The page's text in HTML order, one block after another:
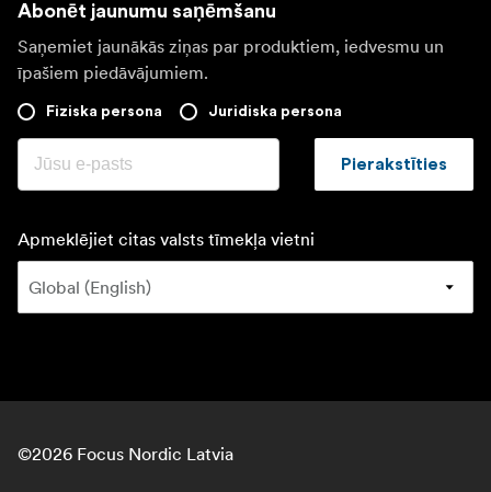
Abonēt jaunumu saņēmšanu
Saņemiet jaunākās ziņas par produktiem, iedvesmu un
īpašiem piedāvājumiem.
Fiziska persona Juridiska persona
Pierakstīties
Apmeklējiet citas valsts tīmekļa vietni
©2026 Focus Nordic Latvia